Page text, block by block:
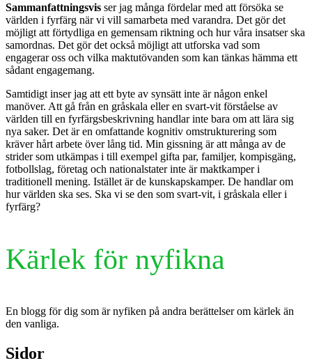
Sammanfattningsvis ser jag många fördelar med att försöka se
världen i fyrfärg när vi vill samarbeta med varandra. Det gör det
möjligt att förtydliga en gemensam riktning och hur våra insatser ska
samordnas. Det gör det också möjligt att utforska vad som
engagerar oss och vilka maktutövanden som kan tänkas hämma ett
sådant engagemang.
Samtidigt inser jag att ett byte av synsätt inte är någon enkel
manöver. Att gå från en gråskala eller en svart-vit förståelse av
världen till en fyrfärgsbeskrivning handlar inte bara om att lära sig
nya saker. Det är en omfattande kognitiv omstrukturering som
kräver hårt arbete över lång tid. Min gissning är att många av de
strider som utkämpas i till exempel gifta par, familjer, kompisgäng,
fotbollslag, företag och nationalstater inte är maktkamper i
traditionell mening. Istället är de kunskapskamper. De handlar om
hur världen ska ses. Ska vi se den som svart-vit, i gråskala eller i
fyrfärg?
Kärlek för nyfikna
En blogg för dig som är nyfiken på andra berättelser om kärlek än
den vanliga.
Sidor